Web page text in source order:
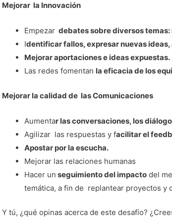
Mejorar la Innovación
Empezar debates sobre diversos
Identificar fallos, expresar nuevas
Mejorar aportaciones e ideas expuestas.
Las redes fomentan la eficacia de los
Mejorar la calidad de las Comunicaciones
Aumentar las conversaciones, los
Agilizar las respuestas y facilitar el
Apostar por la escucha.
Mejorar las relaciones humanas
Hacer un seguimiento del impacto del
temática, a fin de replantear proyectos y
Y tú, ¿qué opinas acerca de este desafío?